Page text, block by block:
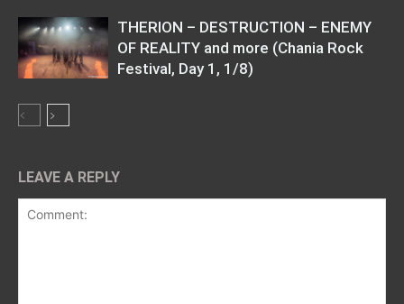
THERION – DESTRUCTION – ENEMY
OF REALITY and more (Chania Rock
Festival, Day 1, 1/8)
LEAVE A REPLY